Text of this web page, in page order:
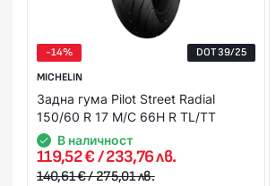
(наложен платеж),или предварително на
Вашата банкова карта.
-14%
DOT 39/25
MICHELIN
Задна гума Pilot Street Radial
150/60 R 17 M/C 66H R TL/TT
В наличност
119,52 € / 233,76 лв.
140,61 € / 275,01 лв.